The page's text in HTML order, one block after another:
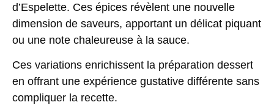
d’Espelette. Ces épices révèlent une nouvelle
dimension de saveurs, apportant un délicat piquant
ou une note chaleureuse à la sauce.
Ces variations enrichissent la préparation dessert
en offrant une expérience gustative différente sans
compliquer la recette.